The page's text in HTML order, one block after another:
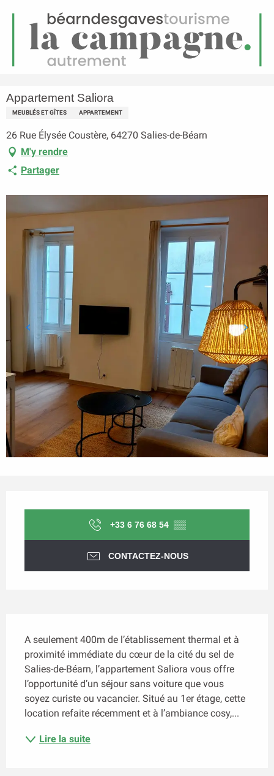
Menu
Appartement Saliora
Appartement Saliora
MEUBLÉS ET GÎTES APPARTEMENT
26 Rue Élysée Coustère, 64270 Salies-de-Béarn
M'y rendre
Partager
+33 6 76 68 54 ▒▒
CONTACTEZ-NOUS
A seulement 400m de l’établissement thermal et à
proximité immédiate du cœur de la cité du sel de
Salies-de-Béarn, l’appartement Saliora vous offre
l’opportunité d’un séjour sans voiture que vous
soyez curiste ou vacancier. Situé au 1er étage, cette
location refaite récemment et à l’ambiance cosy,...
Lire la suite